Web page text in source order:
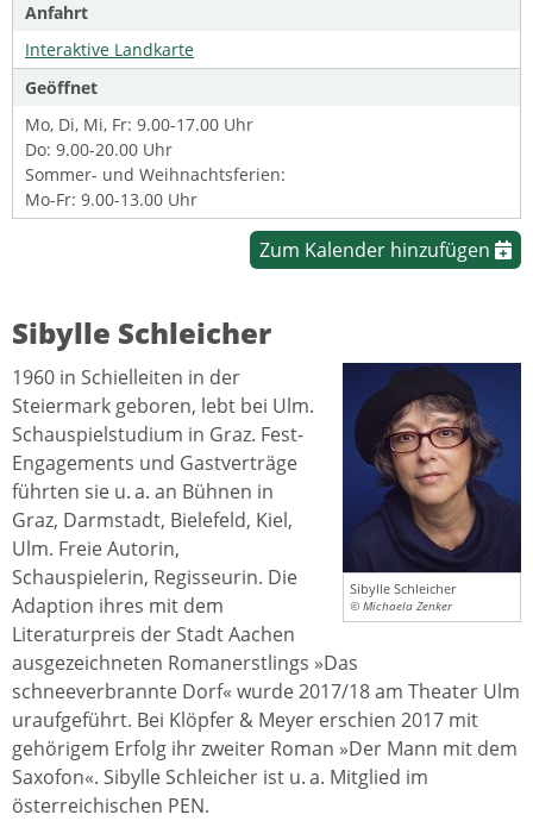
Anfahrt
Interaktive Landkarte
Geöffnet
Mo, Di, Mi, Fr: 9.00-17.00 Uhr
Do: 9.00-20.00 Uhr
Sommer- und Weihnachtsferien:
Mo-Fr: 9.00-13.00 Uhr
Zum Kalender hinzufügen
Sibylle Schleicher
Sibylle Schleicher
© Michaela Zenker
1960 in Schielleiten in der
Steiermark geboren, lebt bei Ulm.
Schauspielstudium in Graz. Fest-
Engagements und Gastverträge
führten sie u. a. an Bühnen in
Graz, Darmstadt, Bielefeld, Kiel,
Ulm. Freie Autorin,
Schauspielerin, Regisseurin. Die
Adaption ihres mit dem
Literaturpreis der Stadt Aachen
ausgezeichneten Romanerstlings »Das
schneeverbrannte Dorf« wurde 2017/18 am Theater Ulm
uraufgeführt. Bei Klöpfer & Meyer erschien 2017 mit
gehörigem Erfolg ihr zweiter Roman »Der Mann mit dem
Saxofon«. Sibylle Schleicher ist u. a. Mitglied im
österreichischen PEN.